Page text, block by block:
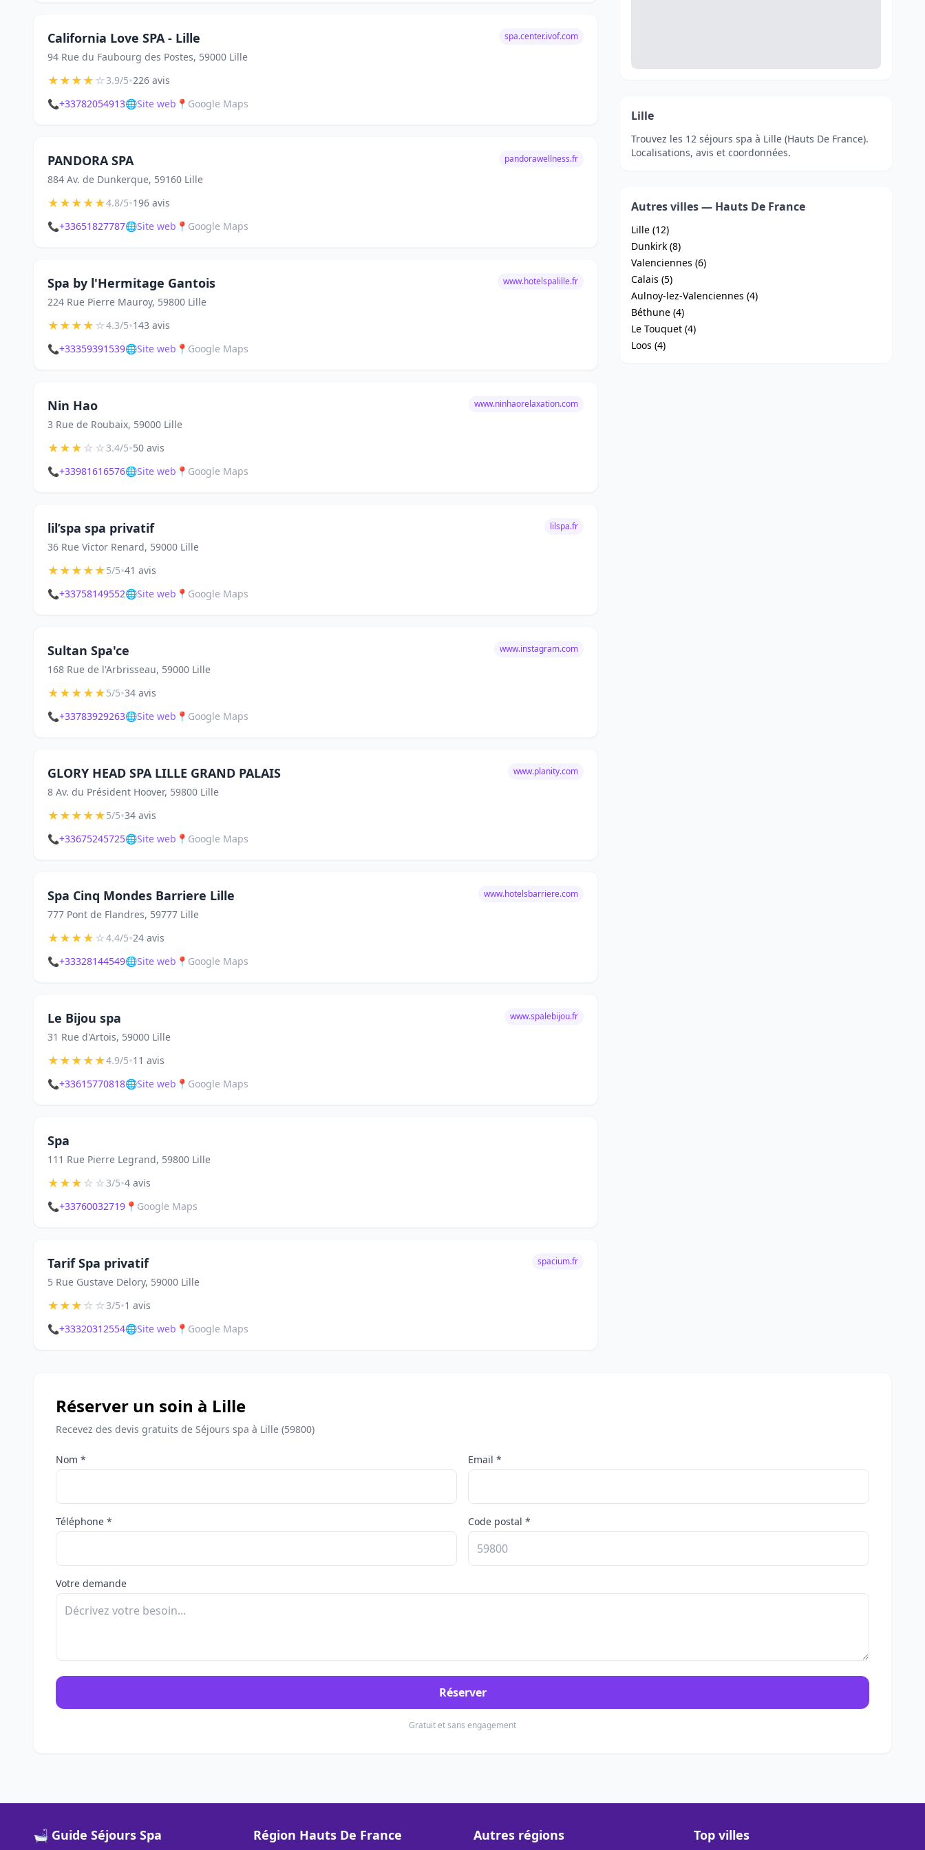
California Love SPA - Lille
94 Rue du Faubourg des Postes, 59000 Lille
spa.center.ivof.com
★★★★☆3.9/5•226 avis
📞+33782054913🌐Site web 📍 Google Maps
PANDORA SPA
884 Av. de Dunkerque, 59160 Lille
pandorawellness.fr
★★★★★4.8/5•196 avis
📞+33651827787🌐Site web 📍 Google Maps
Spa by l'Hermitage Gantois
224 Rue Pierre Mauroy, 59800 Lille
www.hotelspalille.fr
★★★★☆4.3/5•143 avis
📞+33359391539🌐Site web 📍 Google Maps
Nin Hao
3 Rue de Roubaix, 59000 Lille
www.ninhaorelaxation.com
★★★☆☆3.4/5•50 avis
📞+33981616576🌐Site web 📍 Google Maps
lil’spa spa privatif
36 Rue Victor Renard, 59000 Lille
lilspa.fr
★★★★★5/5•41 avis
📞+33758149552🌐Site web 📍 Google Maps
Sultan Spa'ce
168 Rue de l'Arbrisseau, 59000 Lille
www.instagram.com
★★★★★5/5•34 avis
📞+33783929263🌐Site web 📍 Google Maps
GLORY HEAD SPA LILLE GRAND PALAIS
8 Av. du Président Hoover, 59800 Lille
www.planity.com
★★★★★5/5•34 avis
📞+33675245725🌐Site web 📍 Google Maps
Spa Cinq Mondes Barriere Lille
777 Pont de Flandres, 59777 Lille
www.hotelsbarriere.com
★★★★☆4.4/5•24 avis
📞+33328144549🌐Site web 📍 Google Maps
Le Bijou spa
31 Rue d'Artois, 59000 Lille
www.spalebijou.fr
★★★★★4.9/5•11 avis
📞+33615770818🌐Site web 📍 Google Maps
Spa
111 Rue Pierre Legrand, 59800 Lille
★★★☆☆3/5•4 avis
📞+33760032719 📍 Google Maps
Tarif Spa privatif
5 Rue Gustave Delory, 59000 Lille
spacium.fr
★★★☆☆3/5•1 avis
📞+33320312554🌐Site web 📍 Google Maps
Lille
Trouvez les 12 séjours spa à Lille (Hauts De France).
Localisations, avis et coordonnées.
Autres villes — Hauts De France
Lille (12)
Dunkirk (8)
Valenciennes (6)
Calais (5)
Aulnoy-lez-Valenciennes (4)
Béthune (4)
Le Touquet (4)
Loos (4)
Réserver un soin à Lille
Recevez des devis gratuits de Séjours spa à Lille (59800)
Nom * Email *
Téléphone * Code postal *
Votre demande
Réserver
Gratuit et sans engagement
🛁 Guide Séjours Spa Région Hauts De France Autres régions Top villes